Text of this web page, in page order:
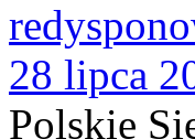
28 lipca
Polskie